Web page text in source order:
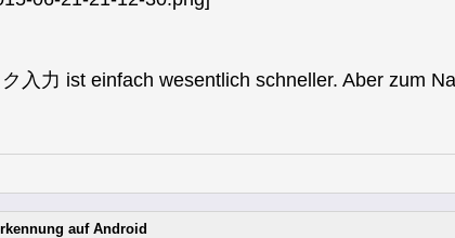
入力 ist einfach wesentlich schneller. Aber zum
auf Android